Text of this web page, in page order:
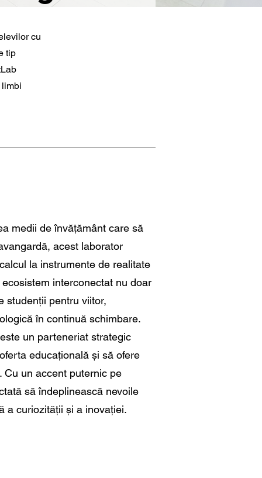
cu
tip
medii de învățământ care să
acest laborator
la instrumente de realitate
interconectat nu doar
studenții pentru viitor,
în continuă schimbare.
un parteneriat strategic
educațională și să ofere
Cu un accent puternic pe
să îndeplinească nevoile
a curiozității și a inovației.